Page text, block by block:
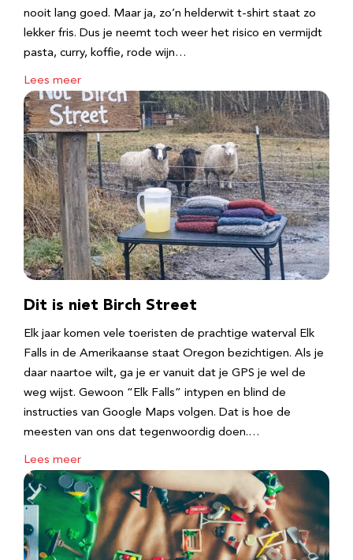
nooit lang goed. Maar ja, zo’n helderwit t-shirt staat zo
lekker fris. Dus je neemt toch weer het risico en vermijdt
pasta, curry, koffie, rode wijn…
Lees meer
Dit is niet Birch Street
Elk jaar komen vele toeristen de prachtige waterval Elk
Falls in de Amerikaanse staat Oregon bezichtigen. Als je
daar naartoe wilt, ga je er vanuit dat je GPS je wel de
weg wijst. Gewoon “Elk Falls” intypen en blind de
instructies van Google Maps volgen. Dat is hoe de
meesten van ons dat tegenwoordig doen.…
Lees meer